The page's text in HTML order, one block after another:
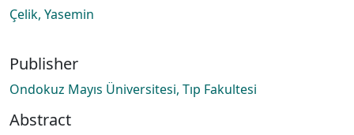
Çelik, Yasemin
Publisher
Ondokuz Mayıs Üniversitesi, Tıp Fakultesi
Abstract